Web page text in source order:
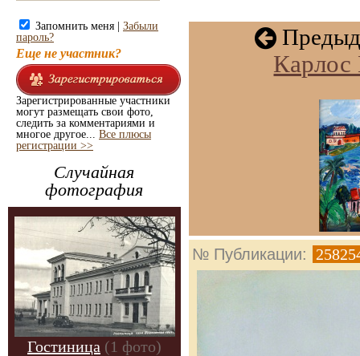
Запомнить меня | Забыли
пароль?
Еще не участник?
Зарегистрированные участники
могут размещать свои фото,
следить за комментариями и
многое другое... Все плюсы
регистрации >>
Случайная
фотография
Гостиница (1 фото)
Карлос
№ Публикации: